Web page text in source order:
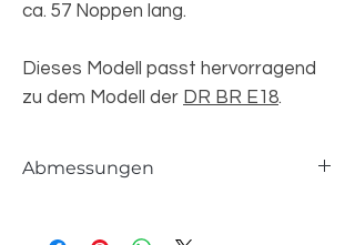
ca. 57 Noppen lang.
Dieses Modell passt hervorragend
zu dem Modell der DR BR E18.
Abmessungen